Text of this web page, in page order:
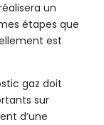
un
étapes que
est
gaz doit
sur
d’une